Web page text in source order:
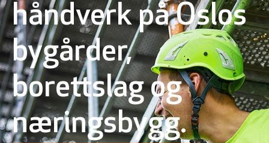
håndverk på Oslos
bygårder,
borettslag og
næringsbygg.